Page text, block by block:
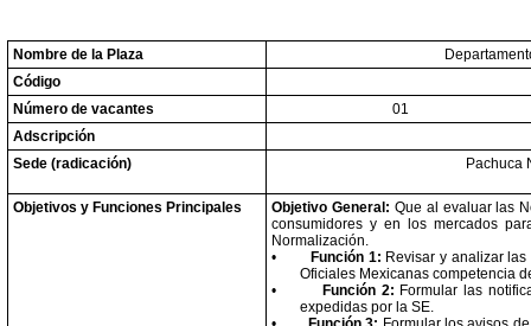
Nombre de la Plaza
Código
Número de vacantes
01
Adscripción
Sede (radicación)
Pachuca
Objetivos y Funciones Principales Objetivo General: Que al evaluar las
consumidores y en los mercados
Normalización.
•
Función 1: Revisar y analizar
Oficiales Mexicanas competencia
•
Función 2: Formular las
expedidas por la SE.